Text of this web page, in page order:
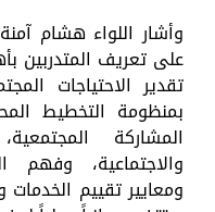
وأشار اللواء هشام
على تعريف المتدربين
تقدير الاحتياجات
بمنظومة التخطيط
المشاركة
والاجتماعية، وفهم
ومعايير تقييم الخدمات